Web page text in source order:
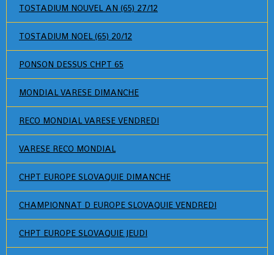
TOSTADIUM NOUVEL AN (65) 27/12
TOSTADIUM NOEL (65) 20/12
PONSON DESSUS CHPT 65
MONDIAL VARESE DIMANCHE
RECO MONDIAL VARESE VENDREDI
VARESE RECO MONDIAL
CHPT EUROPE SLOVAQUIE DIMANCHE
CHAMPIONNAT D EUROPE SLOVAQUIE VENDREDI
CHPT EUROPE SLOVAQUIE JEUDI